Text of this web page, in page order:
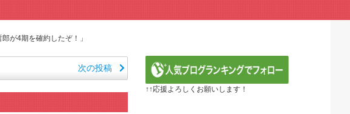
の反応』幼女戦記Ⅱ 第5話
い奴なのに視聴者から愛される日本のアニメキャラがこちら」（海外の反応）
メ【ONE PIECE】第1172話感想「ちょっと今はルフィを擁護する...
ちの家族に見せるべき日本アニメはなんだろう？」
が4期を確約したぞ！」
次の投稿
↑↑応援よろしくお願いします！